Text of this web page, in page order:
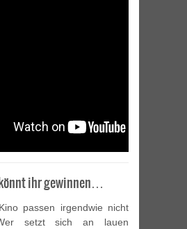
ihr gewinnen…
passen irgendwie nicht
setzt sich an lauen